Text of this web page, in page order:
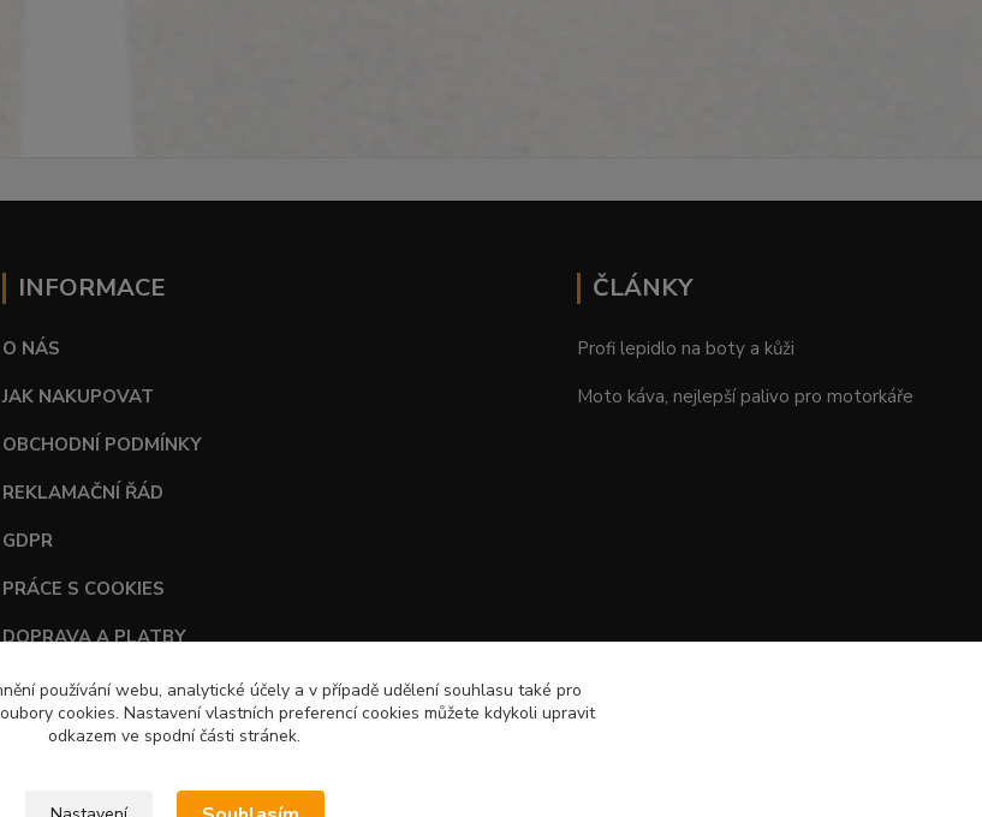
INFORMACE
O NÁS
JAK NAKUPOVAT
OBCHODNÍ PODMÍNKY
REKLAMAČNÍ ŘÁD
GDPR
PRÁCE S COOKIES
DOPRAVA A PLATBY
TABULKY VELIKOSTÍ
ČLÁNKY
Profi lepidlo na boty a kůži
Moto káva, nejlepší palivo pro motorkáře
používání webu, analytické účely a v případě udělení souhlasu také pro
cookies. Nastavení vlastních preferencí cookies můžete kdykoli upravit
odkazem ve spodní části stránek.